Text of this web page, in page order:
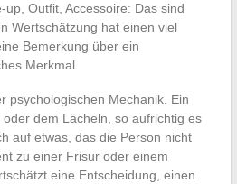
up, Outfit, Accessoire: Das sind
Wertschätzung hat einen viel
Bemerkung über ein
Merkmal.
psychologischen Mechanik. Ein
dem Lächeln, so aufrichtig es
auf etwas, das die Person nicht
zu einer Frisur oder einem
eine Entscheidung, einen